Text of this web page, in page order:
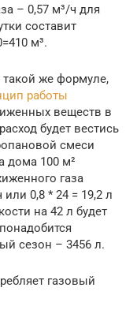
– 0,57 м³/ч для
составит
м³.
такой же формуле,
работы
веществ в
будет вестись
смеси
дома 100 м²
газа
или 0,8 * 24 = 19,2 л
на 42 л будет
сезон – 3456 л.
газовый